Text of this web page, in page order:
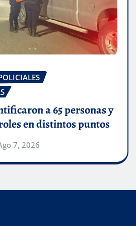
a 65 personas y
en distintos puntos
7, 2026